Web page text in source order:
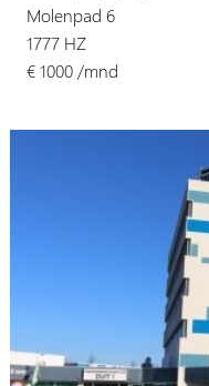
Molenpad 6
1777 HZ
€ 1000 /mnd